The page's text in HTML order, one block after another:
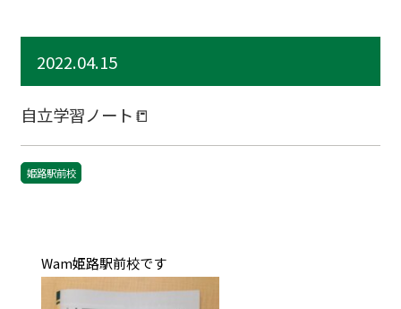
2022.04.15
自立学習ノート📒
姫路駅前校
Wam姫路駅前校です